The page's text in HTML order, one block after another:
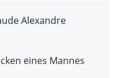
Alexandre
eines Mannes